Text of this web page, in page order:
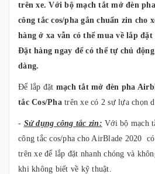
trên xe. Với bộ mạch tắt mở đèn
công tắc cos/pha gắn chuẩn zin cho
hàng ở xa vẫn có thể mua về lắp đặt
Đặt hàng ngay để có thể tự chủ
dàng.
Để lắp đặt mạch tắt mở đèn pha
tắc Cos/Phatrên xe có 2 sự lựa chọn
- Sử dụng công tắc zin: Với bộ mạch
công tắc cos/pha cho AirBlade 2020
trên xe để lắp đặt nhanh chóng và
khi không biết về kỹ thuật.